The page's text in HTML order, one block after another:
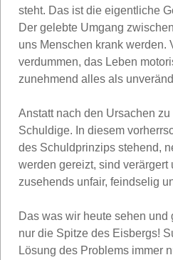
steht. Das ist die eigentliche
Der gelebte Umgang
uns Menschen krank werden.
verdummen, das Leben
zunehmend alles als
Anstatt nach den Ursachen
Schuldige. In diesem
des Schuldprinzips stehend,
werden gereizt, sind verärgert
zusehends unfair, feindselig
Das was wir heute sehen
nur die Spitze des Eisbergs!
Lösung des Problems immer